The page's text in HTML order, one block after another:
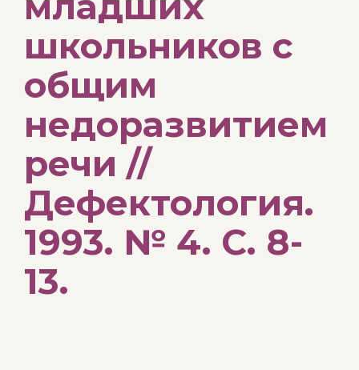
школьников с
общим
недоразвитием
речи //
Дефектология.
1993. № 4. С. 8-
13.